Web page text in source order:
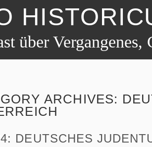
über
ARCHIVES:
DEUTSCHES